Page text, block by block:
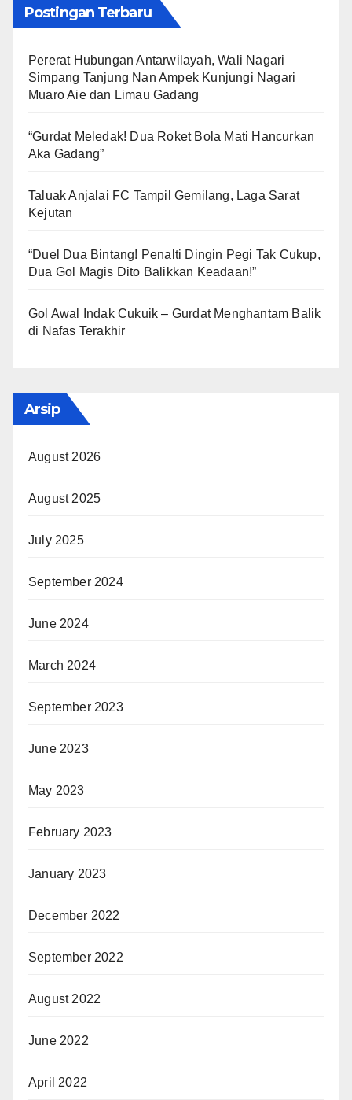
Postingan Terbaru
Pererat Hubungan Antarwilayah, Wali Nagari
Simpang Tanjung Nan Ampek Kunjungi Nagari
Muaro Aie dan Limau Gadang
“Gurdat Meledak! Dua Roket Bola Mati Hancurkan
Aka Gadang”
Taluak Anjalai FC Tampil Gemilang, Laga Sarat
Kejutan
“Duel Dua Bintang! Penalti Dingin Pegi Tak Cukup,
Dua Gol Magis Dito Balikkan Keadaan!”
Gol Awal Indak Cukuik – Gurdat Menghantam Balik
di Nafas Terakhir
Arsip
August 2026
August 2025
July 2025
September 2024
June 2024
March 2024
September 2023
June 2023
May 2023
February 2023
January 2023
December 2022
September 2022
August 2022
June 2022
April 2022